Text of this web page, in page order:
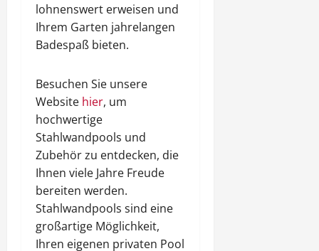
lohnenswert erweisen und
Ihrem Garten jahrelangen
Badespaß bieten.
Besuchen Sie unsere
Website hier, um
hochwertige
Stahlwandpools und
Zubehör zu entdecken, die
Ihnen viele Jahre Freude
bereiten werden.
Stahlwandpools sind eine
großartige Möglichkeit,
Ihren eigenen privaten Pool